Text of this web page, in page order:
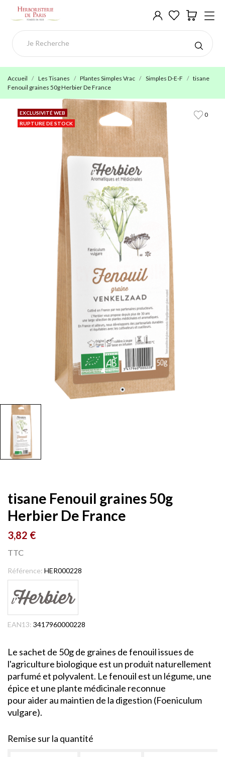
Accueil Les Tisanes Plantes Simples Vrac Simples D-E-F
tisane
Fenouil graines 50g Herbier De France
0
EXCLUSIVITÉ WEB
RUPTURE DE STOCK
tisane Fenouil graines 50g
Herbier De France
3,82 €
TTC
Référence: HER000228
EAN13: 3417960000228
Le sachet de 50g de graines de fenouil issues de
l'agriculture biologique est un produit naturellement
parfumé et polyvalent. Le fenouil est un légume, une
épice et une plante médicinale reconnue
pour aider au maintien de la digestion (Foeniculum
vulgare).
Remise sur la quantité